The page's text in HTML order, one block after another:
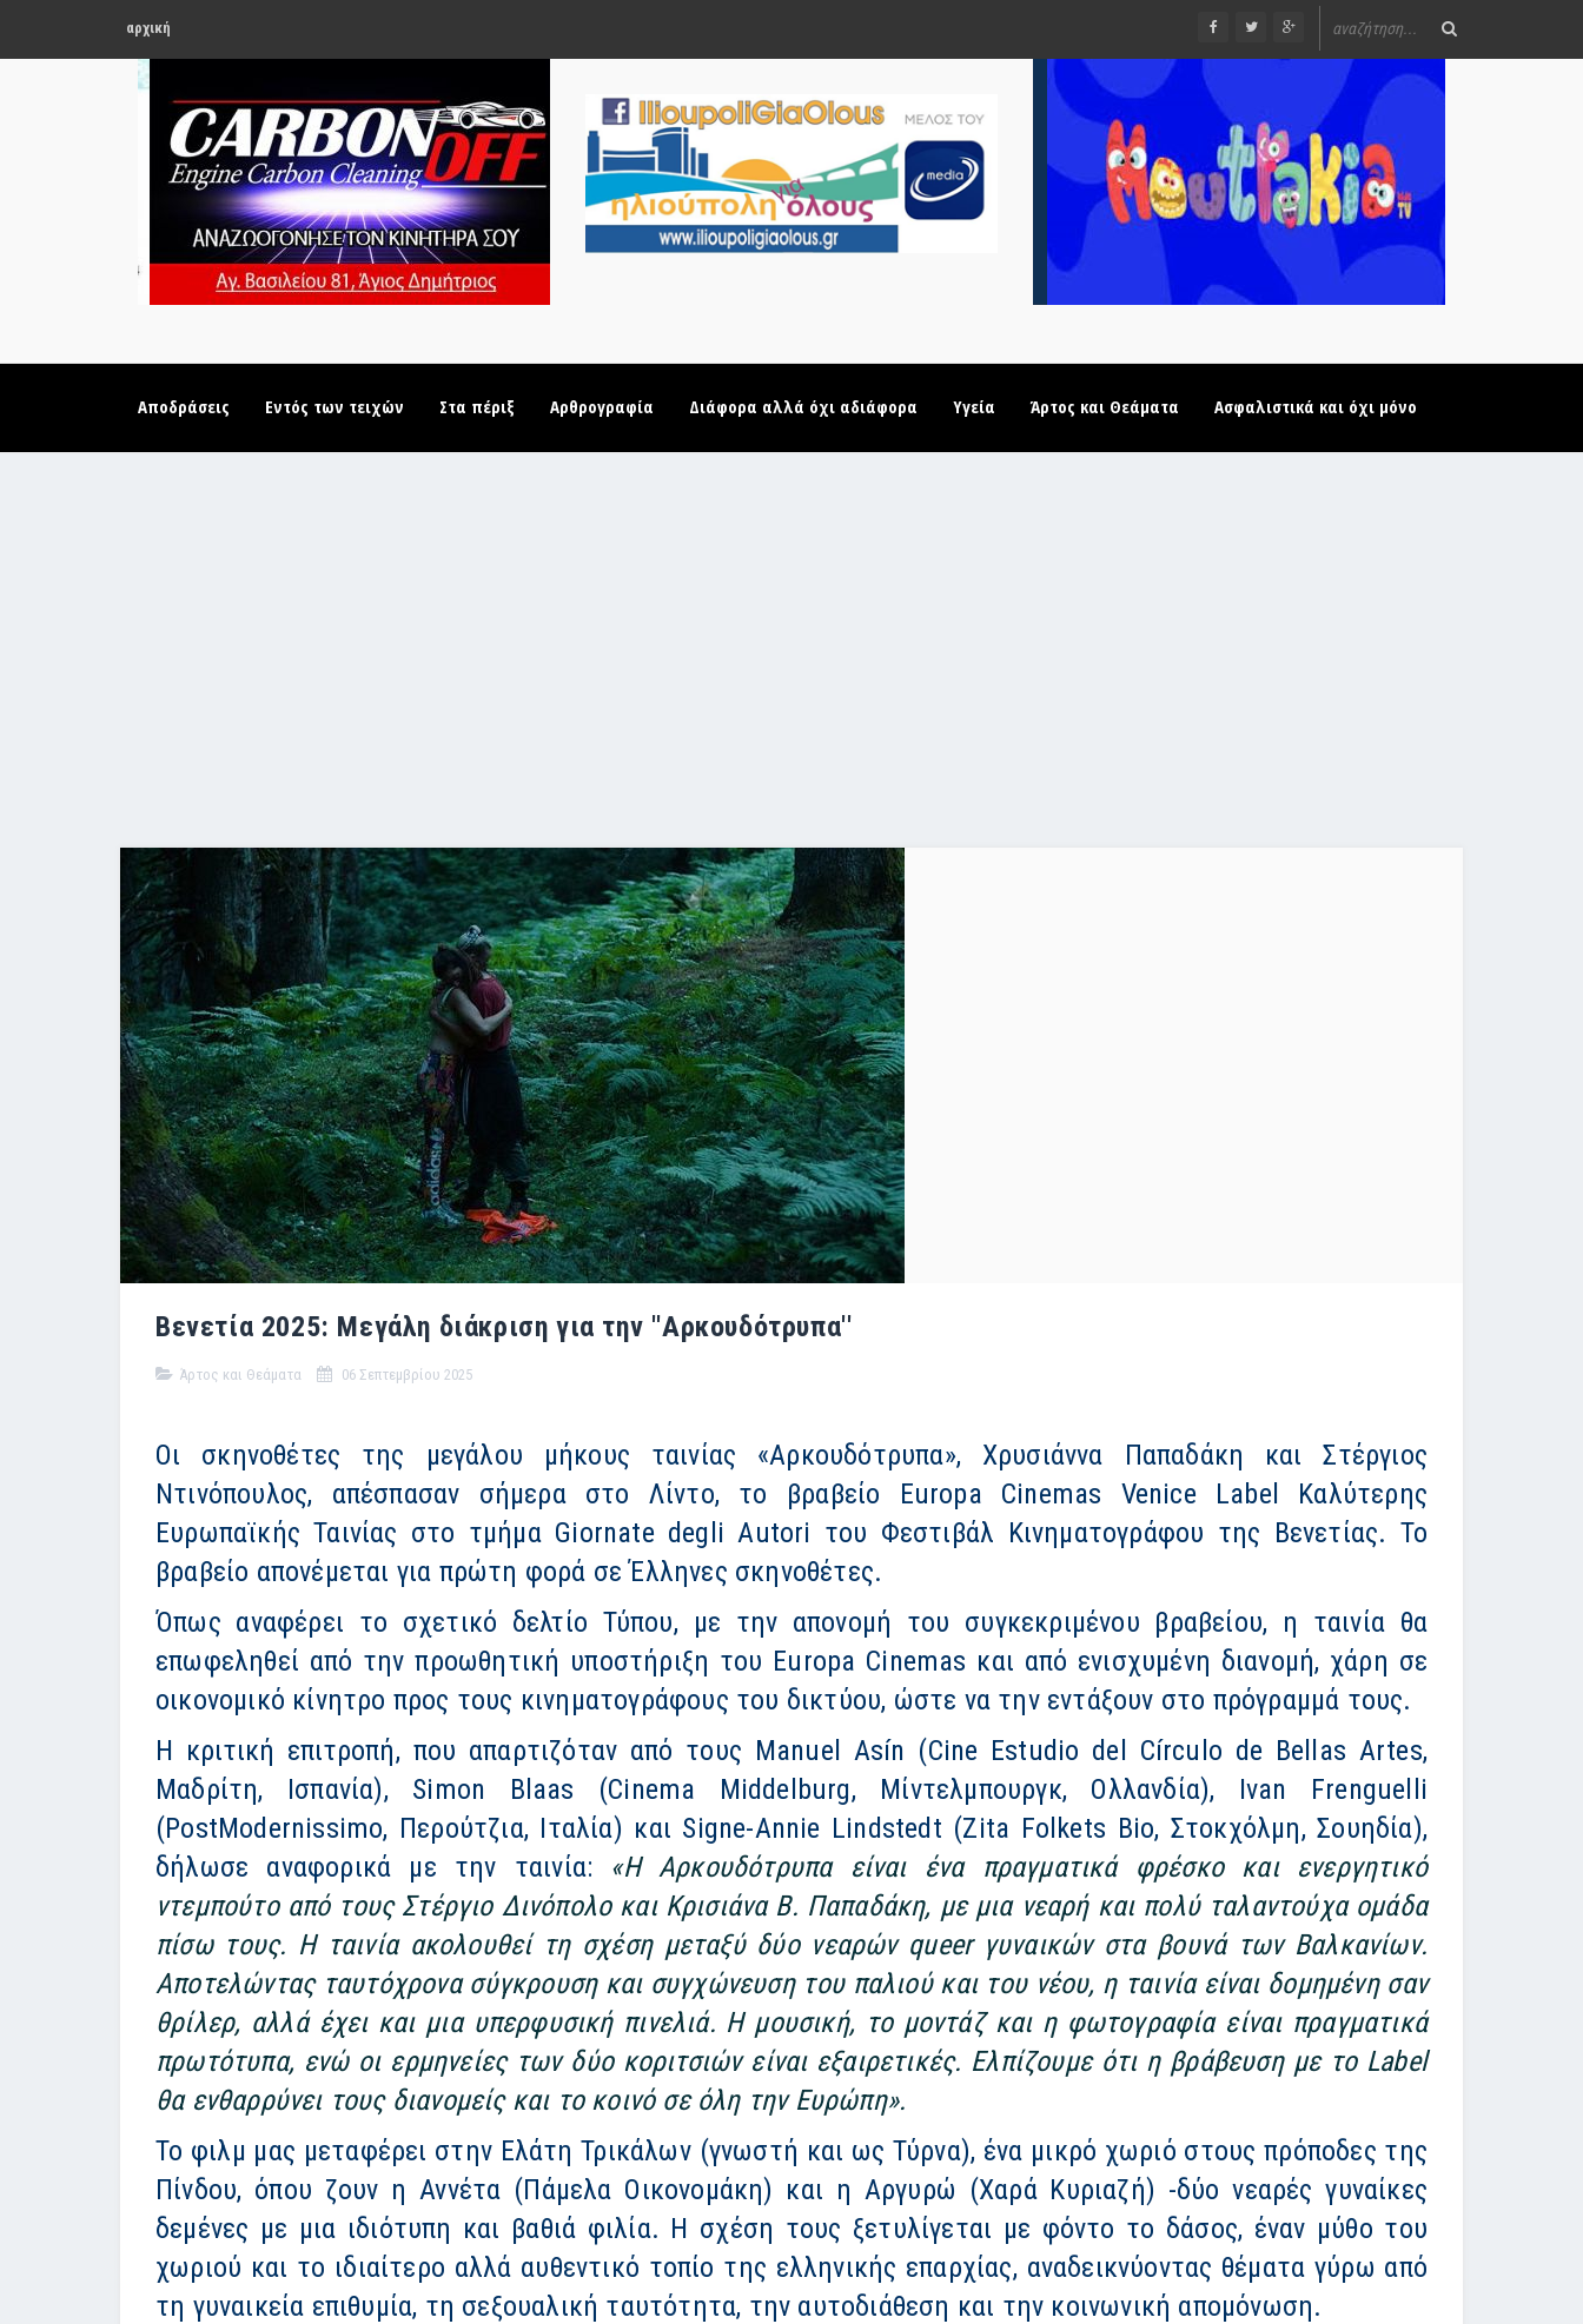
αρχική
Αποδράσεις Εντός των τειχών Στα πέριξ Αρθρογραφία Διάφορα αλλά όχι αδιάφορα Υγεία Άρτος και Θεάματα Ασφαλιστικά και όχι μόνο
Βενετία 2025: Μεγάλη διάκριση για την ''Αρκουδότρυπα''
Άρτος και Θεάματα 06 Σεπτεμβρίου 2025
Οι σκηνοθέτες της μεγάλου μήκους ταινίας «Αρκουδότρυπα», Χρυσιάννα Παπαδάκη και Στέργιος
Ντινόπουλος, απέσπασαν σήμερα στο Λίντο, το βραβείο Europa Cinemas Venice Label Καλύτερης
Ευρωπαϊκής Ταινίας στο τμήμα Giornate degli Autori του Φεστιβάλ Κινηματογράφου της Βενετίας. Το
βραβείο απονέμεται για πρώτη φορά σε Έλληνες σκηνοθέτες.
Όπως αναφέρει το σχετικό δελτίο Τύπου, με την απονομή του συγκεκριμένου βραβείου, η ταινία θα
επωφεληθεί από την προωθητική υποστήριξη του Europa Cinemas και από ενισχυμένη διανομή, χάρη σε
οικονομικό κίνητρο προς τους κινηματογράφους του δικτύου, ώστε να την εντάξουν στο πρόγραμμά τους.
Η κριτική επιτροπή, που απαρτιζόταν από τους Manuel Asín (Cine Estudio del Círculo de Bellas Artes,
Μαδρίτη, Ισπανία), Simon Blaas (Cinema Middelburg, Μίντελμπουργκ, Ολλανδία), Ivan Frenguelli
(PostModernissimo, Περούτζια, Ιταλία) και Signe-Annie Lindstedt (Zita Folkets Bio, Στοκχόλμη, Σουηδία),
δήλωσε αναφορικά με την ταινία: «Η Αρκουδότρυπα είναι ένα πραγματικά φρέσκο και ενεργητικό
ντεμπούτο από τους Στέργιο Δινόπολο και Κρισιάνα Β. Παπαδάκη, με μια νεαρή και πολύ ταλαντούχα ομάδα
πίσω τους. Η ταινία ακολουθεί τη σχέση μεταξύ δύο νεαρών queer γυναικών στα βουνά των Βαλκανίων.
Αποτελώντας ταυτόχρονα σύγκρουση και συγχώνευση του παλιού και του νέου, η ταινία είναι δομημένη σαν
θρίλερ, αλλά έχει και μια υπερφυσική πινελιά. Η μουσική, το μοντάζ και η φωτογραφία είναι πραγματικά
πρωτότυπα, ενώ οι ερμηνείες των δύο κοριτσιών είναι εξαιρετικές. Ελπίζουμε ότι η βράβευση με το Label
θα ενθαρρύνει τους διανομείς και το κοινό σε όλη την Ευρώπη».
Το φιλμ μας μεταφέρει στην Ελάτη Τρικάλων (γνωστή και ως Τύρνα), ένα μικρό χωριό στους πρόποδες της
Πίνδου, όπου ζουν η Αννέτα (Πάμελα Οικονομάκη) και η Αργυρώ (Χαρά Κυριαζή) -δύο νεαρές γυναίκες
δεμένες με μια ιδιότυπη και βαθιά φιλία. Η σχέση τους ξετυλίγεται με φόντο το δάσος, έναν μύθο του
χωριού και το ιδιαίτερο αλλά αυθεντικό τοπίο της ελληνικής επαρχίας, αναδεικνύοντας θέματα γύρω από
τη γυναικεία επιθυμία, τη σεξουαλική ταυτότητα, την αυτοδιάθεση και την κοινωνική απομόνωση.